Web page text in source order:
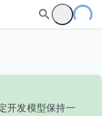
开发模型保持一